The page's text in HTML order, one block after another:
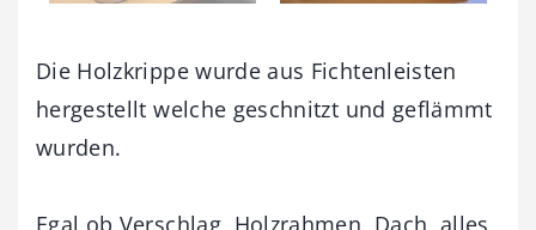
Die Holzkrippe wurde aus Fichtenleisten
hergestellt welche geschnitzt und geflämmt
wurden.
Egal ob Verschlag, Holzrahmen, Dach, alles